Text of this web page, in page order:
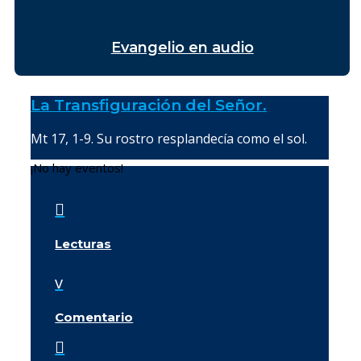
Evangelio en audio
La Transfiguración del Señor.
Mt 17, 1-9. Su rostro resplandecía como el sol.
¡No hay eventos!

Lecturas
v
Comentario
